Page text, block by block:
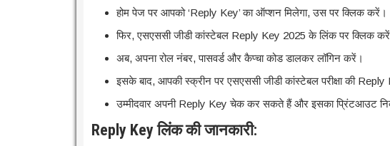
होम पेज पर आपको ‘Reply Key’ का ऑप्शन मिलेगा, उस पर क्लिक करें।
फिर, एसएससी जीडी कांस्टेबल Reply Key 2025 के लिंक पर क्लिक
अब, अपना रोल नंबर, पासवर्ड और कैप्चा कोड डालकर लॉगिन करें।
इसके बाद, आपकी स्क्रीन पर एसएससी जीडी कांस्टेबल परीक्षा की Reply
उम्मीदवार अपनी Reply Key चेक कर सकते हैं और इसका प्रिंटआउट
Reply Key लिंक की जानकारी: